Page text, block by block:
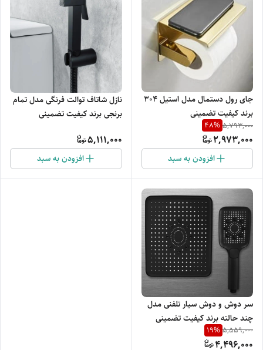
جای رول دستمال مدل استیل 304
برند کیفیت تضمینی
5,793,000
48%
2,973,000
افزودن به سبد
نازل شاتاف توالت فرنگی مدل تمام
برنجی برند کیفیت تضمینی
5,111,000
افزودن به سبد
سر دوش و دوش سیار تلفنی مدل
چند حالته برند کیفیت تضمینی
(بدون برند خاص)
5,559,000
19%
4,496,000